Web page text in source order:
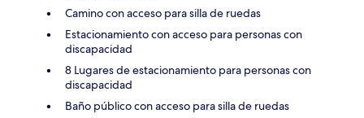
Camino con acceso para silla de ruedas
Estacionamiento con acceso para personas con
discapacidad
8 Lugares de estacionamiento para personas con
discapacidad
Baño público con acceso para silla de ruedas